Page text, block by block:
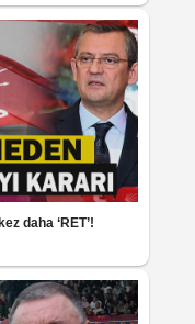
daha ‘RET’!